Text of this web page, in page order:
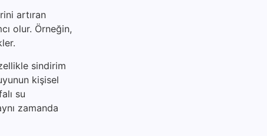
artıran
olur. Örneğin,
sindirim
kişisel
su
zamanda